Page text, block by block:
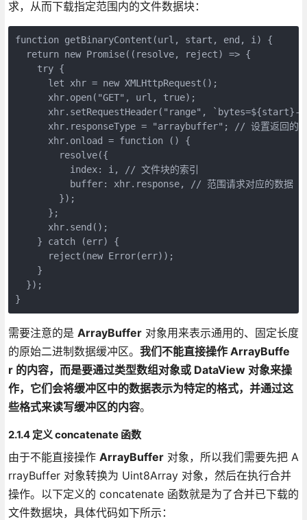
求，从而下载指定范围内的文件数据块：
function getBinaryContent(url, start, end, i) {
return new Promise((resolve, reject) => {
try {
let xhr = new XMLHttpRequest();
xhr.open("GET", url, true);
xhr.setRequestHeader("range", `bytes=${start}-
xhr.responseType = "arraybuffer"; // 设置返回的
xhr.onload = function () {
resolve({
index: i, // 文件块的索引
buffer: xhr.response, // 范围请求对应的数据
});
};
xhr.send();
} catch (err) {
reject(new Error(err));
}
});
}
需要注意的是 ArrayBuffer对象用来表示通用的、固定长度
的原始二进制数据缓冲区。 我们不能直接操作 ArrayBuffe
r 的内容，而是要通过类型数组对象或 DataView 对象来操
作，它们会将缓冲区中的数据表示为特定的格式，并通过这
些格式来读写缓冲区的内容。
2.1.4 定义 concatenate 函数
由于不能直接操作 ArrayBuffer对象，所以我们需要先把 A
rrayBuffer 对象转换为 Uint8Array 对象，然后在执行合并
操作。以下定义的 concatenate 函数就是为了合并已下载的
文件数据块，具体代码如下所示：